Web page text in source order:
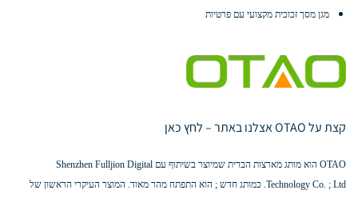
מגן מסך זכוכית מקצועי עם פרטיות
קצת על OTAO אצלנו באתר – לחץ כאן
OTAO הוא מותג מארצות הברית שמיוצר בשיתוף עם Shenzhen Fulljion Digital
Technology Co. ; Ltd. כמותג חדש ; הוא התפתח מהר מאוד. המוצר העיקרי הראשון של